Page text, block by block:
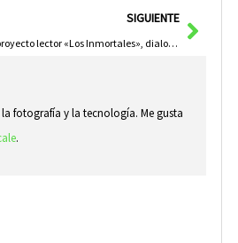
SIGUIENTE
Paloma González Rubio, finalista del proyecto lector «Los Inmortales», dialoga con jóvenes de Herencia
fotografía y la tecnología. Me gusta
.